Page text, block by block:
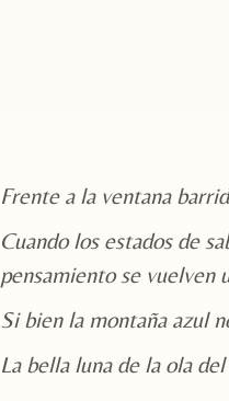
Frente a la ventana
Cuando los estados de
pensamiento se vuelven
Si bien la montaña azul
La bella luna de la ola